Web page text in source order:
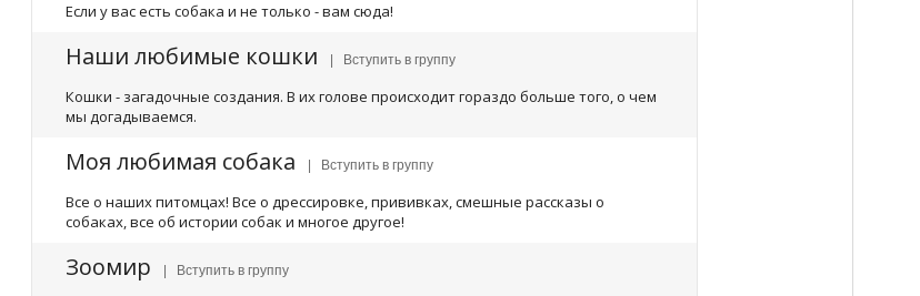
Если у вас есть собака и не только - вам сюда!
Наши любимые кошки | Вступить в группу
Кошки - загадочные создания. В их голове происходит гораздо больше того, о чем
мы догадываемся.
Моя любимая собака | Вступить в группу
Все о наших питомцах! Все о дрессировке, прививках, смешные рассказы о
собаках, все об истории собак и многое другое!
Зоомир | Вступить в группу